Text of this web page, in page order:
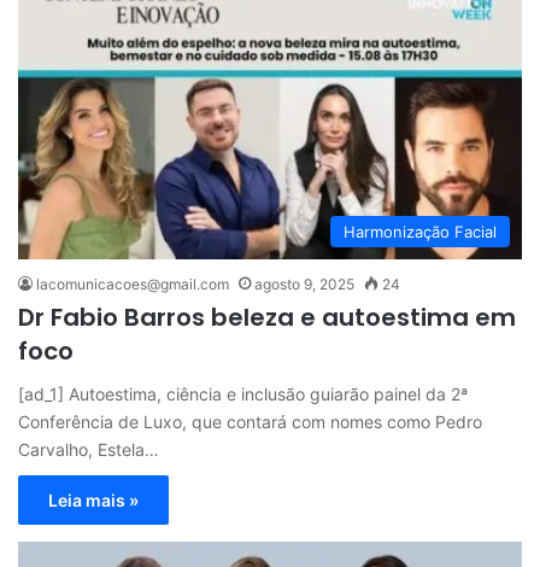
Harmonização Facial
lacomunicacoes@gmail.com agosto 9, 2025 24
Dr Fabio Barros beleza e autoestima em
foco
[ad_1] Autoestima, ciência e inclusão guiarão painel da 2ª
Conferência de Luxo, que contará com nomes como Pedro
Carvalho, Estela…
Leia mais »